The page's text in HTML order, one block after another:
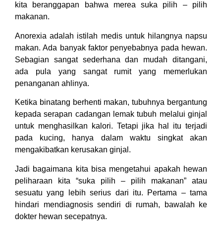
kita beranggapan bahwa merea suka pilih – pilih
makanan.
Anorexia adalah istilah medis untuk hilangnya napsu
makan. Ada banyak faktor penyebabnya pada hewan.
Sebagian sangat sederhana dan mudah ditangani,
ada pula yang sangat rumit yang memerlukan
penanganan ahlinya.
Ketika binatang berhenti makan, tubuhnya bergantung
kepada serapan cadangan lemak tubuh melalui ginjal
untuk menghasilkan kalori. Tetapi jika hal itu terjadi
pada kucing, hanya dalam waktu singkat akan
mengakibatkan kerusakan ginjal.
Jadi bagaimana kita bisa mengetahui apakah hewan
peliharaan kita “suka pilih – pilih makanan” atau
sesuatu yang lebih serius dari itu. Pertama – tama
hindari mendiagnosis sendiri di rumah, bawalah ke
dokter hewan secepatnya.